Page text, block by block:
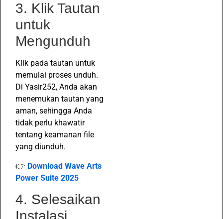
3. Klik Tautan
untuk
Mengunduh
Klik pada tautan untuk
memulai proses unduh.
Di Yasir252, Anda akan
menemukan tautan yang
aman, sehingga Anda
tidak perlu khawatir
tentang keamanan file
yang diunduh.
👉 Download Wave Arts
Power Suite 2025
4. Selesaikan
Instalasi